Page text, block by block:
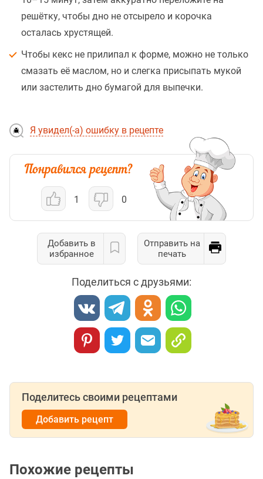
решётку, чтобы дно не отсырело и корочка
осталась хрустящей.
Чтобы кекс не прилипал к форме, можно не только
смазать её маслом, но и слегка присыпать мукой
или застелить дно бумагой для выпечки.
Я увидел(-а) ошибку в рецепте
1 0
Добавить в
избранное
Отправить на
печать
Поделиться с друзьями:
Поделитесь своими рецептами
Добавить рецепт
Похожие рецепты